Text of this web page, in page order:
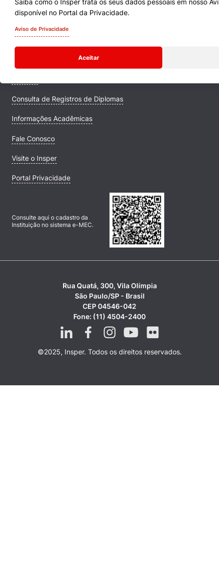
Saiba como o Insper trata os seus dados pessoais em nosso
disponível no Portal da Privacidade.
Aviso de Privacidade
Aceitar
Quem Somos
Comunidade Transforme
Consulta de Registros de Diplomas
Informações Acadêmicas
Fale Conosco
Visite o Insper
Portal Privacidade
Consulte aqui o cadastro da
Instituição no sistema e-MEC.
Rua Quatá, 300, Vila Olímpia
São Paulo/SP - Brasil
CEP 04546-042
Fone: (11) 4504-2400
©2025, Insper. Todos os direitos reservados.